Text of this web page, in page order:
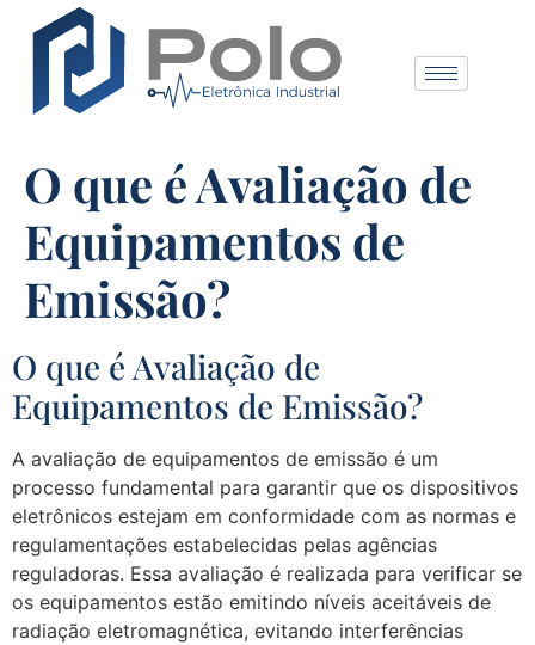
O que é Avaliação de
Equipamentos de
Emissão?
O que é Avaliação de
Equipamentos de Emissão?
A avaliação de equipamentos de emissão é um
processo fundamental para garantir que os dispositivos
eletrônicos estejam em conformidade com as normas e
regulamentações estabelecidas pelas agências
reguladoras. Essa avaliação é realizada para verificar se
os equipamentos estão emitindo níveis aceitáveis de
radiação eletromagnética, evitando interferências